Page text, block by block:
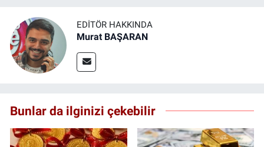
EDITÖR HAKKINDA
Murat BAŞARAN
Bunlar da ilginizi çekebilir